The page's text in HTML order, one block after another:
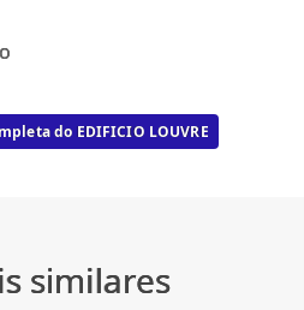
do EDIFICIO LOUVRE
similares